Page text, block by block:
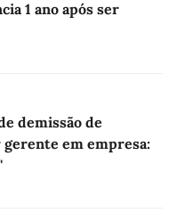
1 ano após ser
demissão de
em empresa: